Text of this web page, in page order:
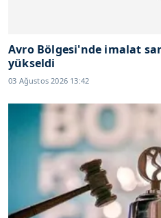
Avro Bölgesi'nde imalat
yükseldi
03 Ağustos 2026 13:42